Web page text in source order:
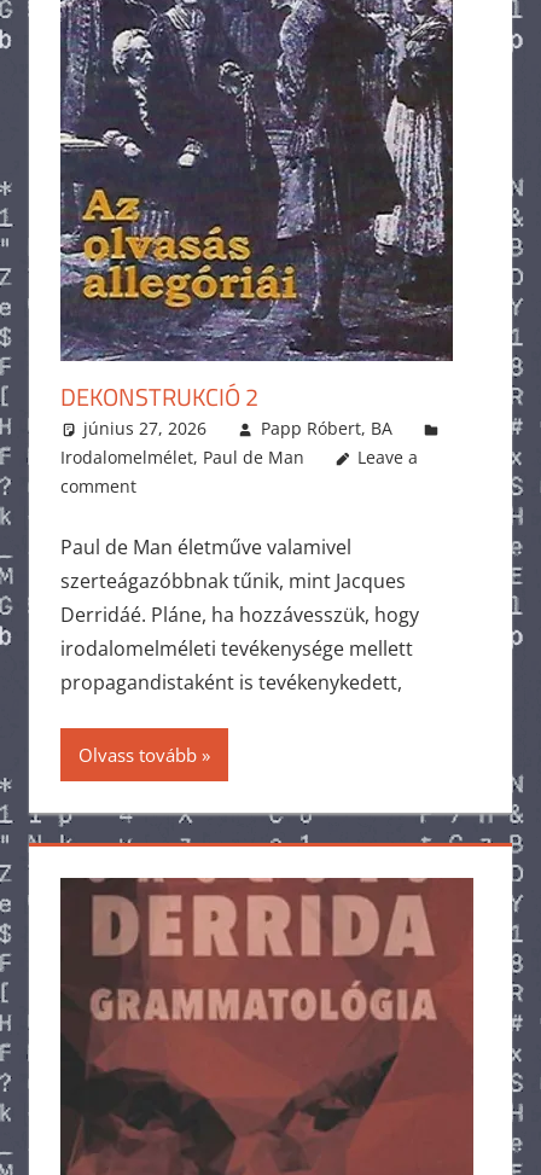
DEKONSTRUKCIÓ 2
június 27, 2026
Papp Róbert, BA
Irodalomelmélet, Paul de Man
Leave a
comment
Paul de Man életműve valamivel
szerteágazóbbnak tűnik, mint Jacques
Derridáé. Pláne, ha hozzávesszük, hogy
irodalomelméleti tevékenysége mellett
propagandistaként is tevékenykedett,
Olvass tovább